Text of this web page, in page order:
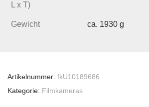
L x T)
Gewicht ca. 1930 g
Artikelnummer: fkU10189686
Kategorie: Filmkameras